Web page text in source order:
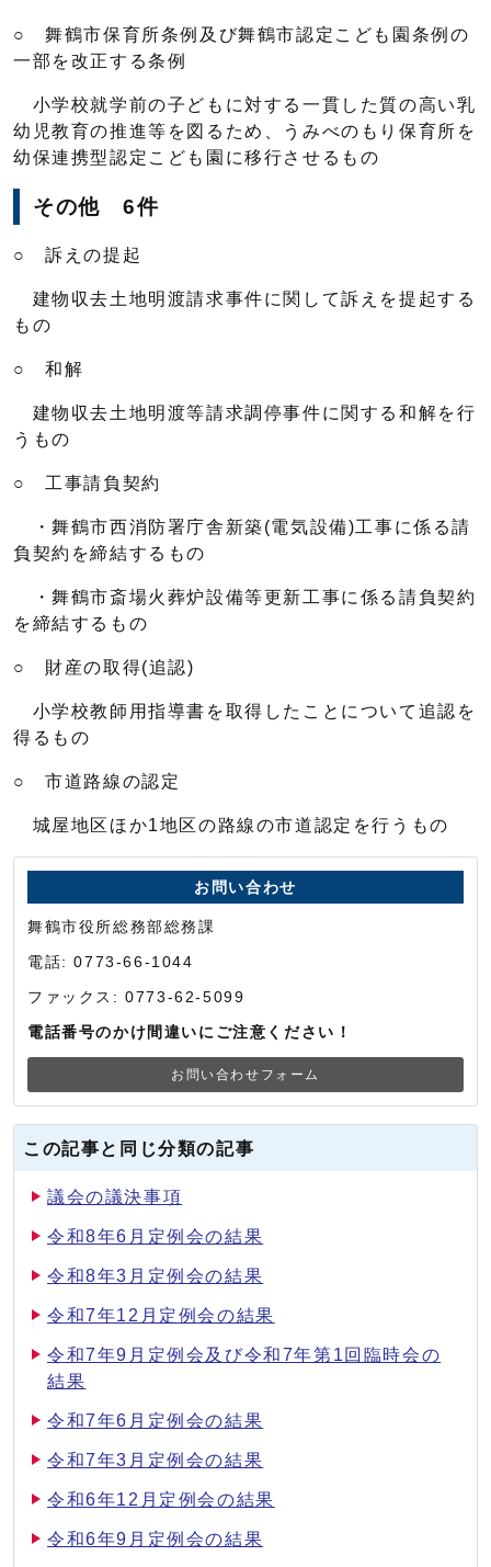
○ 舞鶴市保育所条例及び舞鶴市認定こども園条例の
一部を改正する条例
小学校就学前の子どもに対する一貫した質の高い乳
幼児教育の推進等を図るため、うみべのもり保育所を
幼保連携型認定こども園に移行させるもの
その他 6件
○ 訴えの提起
建物収去土地明渡請求事件に関して訴えを提起する
もの
○ 和解
建物収去土地明渡等請求調停事件に関する和解を行
うもの
○ 工事請負契約
・舞鶴市西消防署庁舎新築(電気設備)工事に係る請
負契約を締結するもの
・舞鶴市斎場火葬炉設備等更新工事に係る請負契約
を締結するもの
○ 財産の取得(追認)
小学校教師用指導書を取得したことについて追認を
得るもの
○ 市道路線の認定
城屋地区ほか1地区の路線の市道認定を行うもの
お問い合わせ
舞鶴市役所総務部総務課
電話: 0773-66-1044
ファックス: 0773-62-5099
電話番号のかけ間違いにご注意ください！
お問い合わせフォーム
この記事と同じ分類の記事
議会の議決事項
令和8年6月定例会の結果
令和8年3月定例会の結果
令和7年12月定例会の結果
令和7年9月定例会及び令和7年第1回臨時会の
結果
令和7年6月定例会の結果
令和7年3月定例会の結果
令和6年12月定例会の結果
令和6年9月定例会の結果